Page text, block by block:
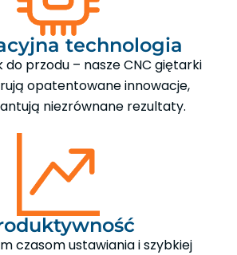
technologia
do przodu – nasze CNC giętarki
opatentowane innowacje,
niezrównane rezultaty.
czasom ustawiania i szybkiej